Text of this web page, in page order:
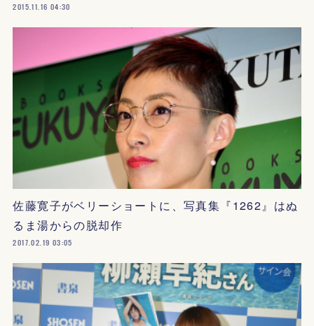
2015.11.16 04:30
佐藤寛子がベリーショートに、写真集『1262』はぬ
るま湯からの脱却作
2017.02.19 03:05